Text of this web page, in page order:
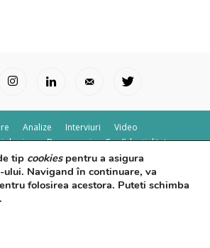
Analize Interviuri
Video
Despre noi Confidențialitate
© Powered by Control F5
tip cookiespentru a asigura
Navigand în continuare, va
folosirea acestora. Puteti schimba
.